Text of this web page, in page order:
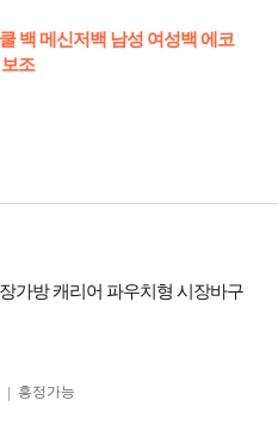
백 메신저백 남성 여성백 에코
조
가방 캐리어 파우치형 시장바구
흥정가능